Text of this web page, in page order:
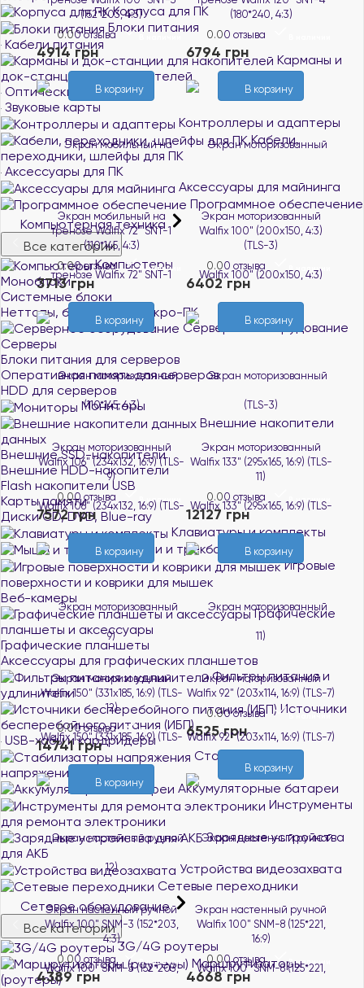
Корпуса для ПК
Блоки питания
Кабели питания
Карманы и
док-станции для накопителей
Оптические приводы
Звуковые карты
Контроллеры и адаптеры
Кабели,
переходники, шлейфы для ПК
Аксессуары для ПК
Аксессуары для майнинга
Программное обеспечение
Компьютерная техника
Все категории
Компьютеры
Моноблоки
Системные блоки
Неттопы, баребоны и микро-ПК
Серверное оборудование
Серверы
Блоки питания для серверов
Оперативная память для серверов
HDD для серверов
Мониторы
Внешние накопители
данных
Внешние SSD-накопители
Внешние HDD-накопители
Flash накопители USB
Карты памяти
Диски CD, DVD, Blue-ray
Клавиатуры и комплекты
Мыши и трекболы
Игровые
поверхности и коврики для мышек
Веб-камеры
Графические
планшеты и аксессуары
Графические планшеты
Аксессуары для графических планшетов
Фильтры питания и
удлинители
Источники
бесперебойного питания (ИБП)
USB-хабы и кардридеры
Стабилизаторы
напряжения
Аккумуляторные батареи
Инструменты
для ремонта электроники
Зарядные устройства
для АКБ
Устройства видеозахвата
Сетевые переходники
Сетевое оборудование
Все категории
3G/4G роутеры
Маршрутизаторы
(роутеры)
(152*203, 4:3)
0.00 отзыва
4914 грн
В корзину
(180*240, 4:3)
0.00 отзыва
6794 грн
В корзину
Экран мобильный на
тренозе Walfix 72" SNT-1
(110*145, 4:3)
0.00 отзыва В наличии
3713 грн
В корзину
Экран моторизованный
Walfix 100" (200х150, 4:3)
(TLS-3)
0.00 отзыва В наличии
6402 грн
В корзину
Экран моторизованный
Walfix 106" (234х132, 16:9) (TLS-
9)
0.00 отзыва В наличии
7572 грн
В корзину
Экран моторизованный
Walfix 133" (295х165, 16:9) (TLS-
11)
0.00 отзыва В наличии
12127 грн
В корзину
Экран моторизованный
Walfix 150" (331х185, 16:9) (TLS-
12)
0.00 отзыва В наличии
14741 грн
В корзину
Экран моторизованный
Walfix 92" (203х114, 16:9) (TLS-7)
0.00 отзыва В наличии
6525 грн
В корзину
Экран настенный ручной
Walfix 100" SNM-3 (152*203,
4:3)
0.00 отзыва В наличии
4389 грн
Экран настенный ручной
Walfix 100" SNM-8 (125*221,
16:9)
0.00 отзыва В наличии
4668 грн